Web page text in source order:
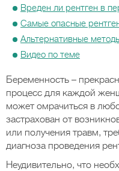
Вреден ли рентген в
Самые опасные
Альтернативные
Видео по теме
Беременность –
процесс для каждой
может омрачиться в
застрахован от
или получения травм,
диагноза проведения
Неудивительно, что